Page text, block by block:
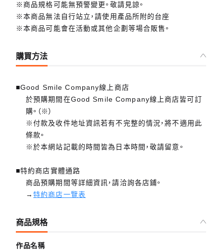
※商品規格可能無預警變更。敬請見諒。
※本商品無法自行站立，請使用產品所附的台座
※本商品可能會在活動或其他企劃等場合販售。
購買方法
■Good Smile Company線上商店
於預購期間在Good Smile Company線上商店皆可訂
購。（※）
※付款及收件地址資訊若有不完整的情況，將不適用此
條款。
※於本網站記載的時間皆為日本時間，敬請留意。
■特約商店實體通路
商品預購期間等詳細資訊，請洽詢各店鋪。
→特約商店一覽表
商品規格
作品名稱